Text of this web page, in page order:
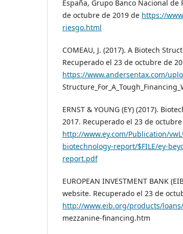
España, Grupo Banco Nacional de
de octubre de 2019 de https://
riesgo.html
COMEAU, J. (2017). A Biotech
Recuperado el 23 de octubre de
https://www.andersentax.com/
ERNST & YOUNG (EY) (2017).
2017. Recuperado el 23 de
http://www.ey.com/Publication/
biotechnology-report/$FILE/ey-
report.pdf
EUROPEAN INVESTMENT BANK
website. Recuperado el 23 de
http://www.eib.org/products/
mezzanine-financing.htm